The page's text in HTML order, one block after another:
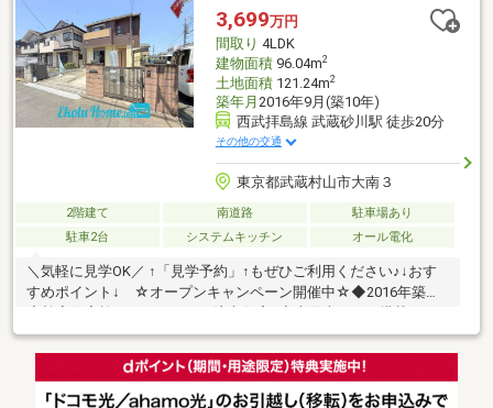
3,699万円
間取り 4LDK
建物面積96.04m2
土地面積121.24m2
築年月 2016年9月(築10年)
西武拝島線 武蔵砂川駅 徒歩20分
その他の交通
東京都武蔵村山市大南３
2階建て 南道路
駐車場あり
駐車2台
システムキッチン オール電化
＼気軽に見学OK／ ↑「見学予約」↑もぜひご利用ください♪↓おす
すめポイント↓ ☆オープンキャンペーン開催中☆◆2016年築！
ール電化☆◆収納豊富な和室のある4LDK♪◆贅沢空間の固定階段
付き小屋裏収納も魅力の1つ☆◆カースペース並列2台◆安心の2
年保証！－ Life Information －◇フードマーケットさえき・・・
徒歩約6分◇ファミリーマート・・・徒歩約2分◇第七小学